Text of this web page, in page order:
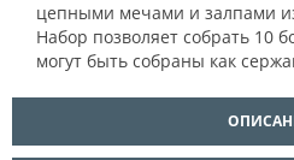
цепными мечами и залпами
Набор позволяет собрать 10
могут быть собраны как